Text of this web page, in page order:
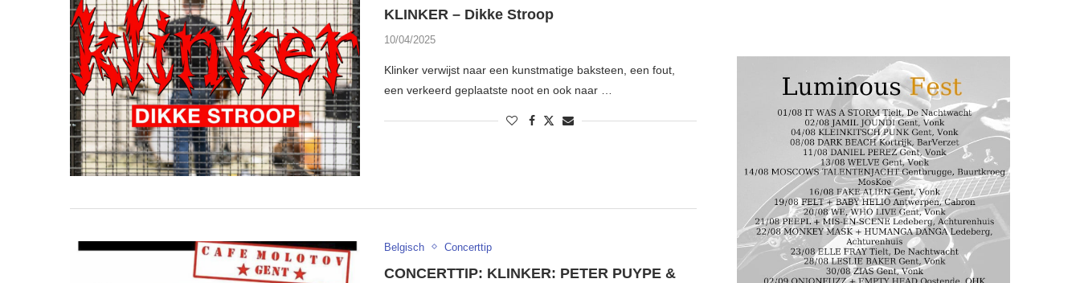
KLINKER – Dikke Stroop
10/04/2025
Klinker verwijst naar een kunstmatige baksteen, een fout,
een verkeerd geplaatste noot en ook naar …
Belgisch Concerttip
CONCERTTIP: KLINKER: PETER PUYPE &